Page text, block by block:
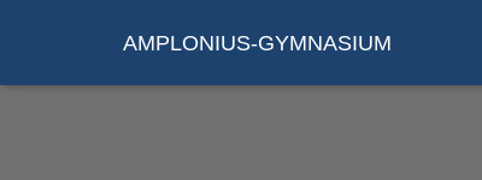
AMPLONIUS-GYMNASIUM